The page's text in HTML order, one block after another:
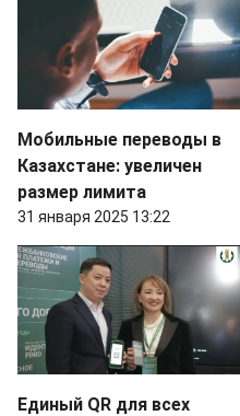
Мобильные переводы в
Казахстане: увеличен
размер лимита
31 января 2025 13:22
Единый QR для всех